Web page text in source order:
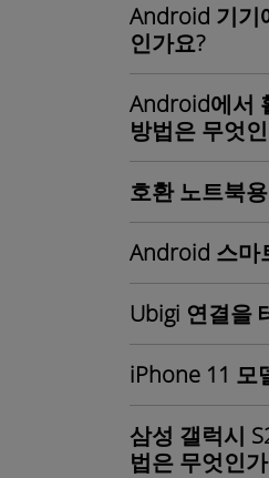
Android 기기
인가요?
Android에서
방법은 무엇
호환 노트북
Android 스마
Ubigi 연결을
iPhone 11 모
삼성 갤럭시
법은 무엇인